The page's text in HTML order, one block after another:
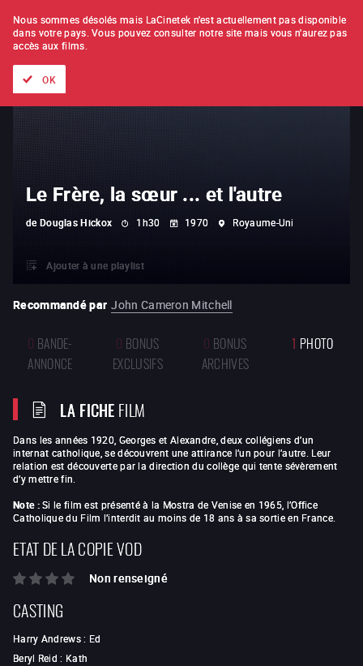
À L'UNITÉ ABONNEMENT
Le Frère, la sœur ... et l'autre
de Douglas Hickox 1h30 1970 Royaume-Uni
Ajouter à une playlist
Recommandé par John Cameron Mitchell
0 BANDE-
ANNONCE
0 BONUS
EXCLUSIFS
0 BONUS
ARCHIVES
1 PHOTO
LA FICHEFILM
Dans les années 1920, Georges et Alexandre, deux collégiens d’un
internat catholique, se découvrent une attirance l’un pour l’autre. Leur
relation est découverte par la direction du collège qui tente sévèrement
d’y mettre fin.
Note :Si le film est présenté à la Mostra de Venise en 1965, l’Office
Catholique du Film l’interdit au moins de 18 ans à sa sortie en France.
ETAT DE LA COPIE VOD
Non renseigné
CASTING
Harry Andrews: Ed
Beryl Reid : Kath
Nous sommes désolés mais LaCinetek n'est actuellement pas disponible
dans votre pays. Vous pouvez consulter notre site mais vous n'aurez pas
accès aux films.
OK